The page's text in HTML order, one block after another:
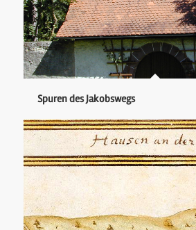
Spuren des Jakobswegs